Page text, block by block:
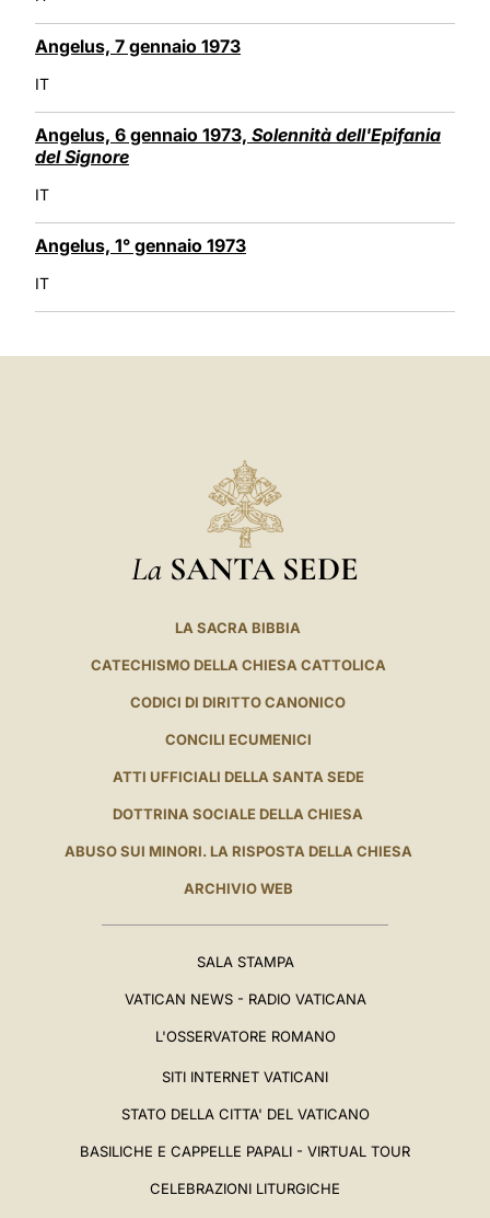
Angelus, 7 gennaio 1973
IT
Angelus, 6 gennaio 1973, Solennità dell'Epifania
del Signore
IT
Angelus, 1° gennaio 1973
IT
La SANTA SEDE
LA SACRA BIBBIA
CATECHISMO DELLA CHIESA CATTOLICA
CODICI DI DIRITTO CANONICO
CONCILI ECUMENICI
ATTI UFFICIALI DELLA SANTA SEDE
DOTTRINA SOCIALE DELLA CHIESA
ABUSO SUI MINORI. LA RISPOSTA DELLA CHIESA
ARCHIVIO WEB
SALA STAMPA
VATICAN NEWS - RADIO VATICANA
L'OSSERVATORE ROMANO
SITI INTERNET VATICANI
STATO DELLA CITTA' DEL VATICANO
BASILICHE E CAPPELLE PAPALI - VIRTUAL TOUR
CELEBRAZIONI LITURGICHE